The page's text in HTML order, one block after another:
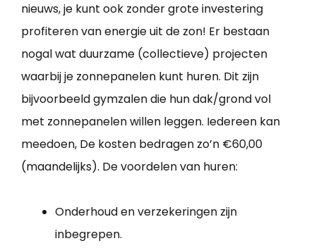
nieuws, je kunt ook zonder grote investering
profiteren van energie uit de zon! Er bestaan
nogal wat duurzame (collectieve) projecten
waarbij je zonnepanelen kunt huren. Dit zijn
bijvoorbeeld gymzalen die hun dak/grond vol
met zonnepanelen willen leggen. Iedereen kan
meedoen, De kosten bedragen zo’n €60,00
(maandelijks). De voordelen van huren:
Onderhoud en verzekeringen zijn
inbegrepen.